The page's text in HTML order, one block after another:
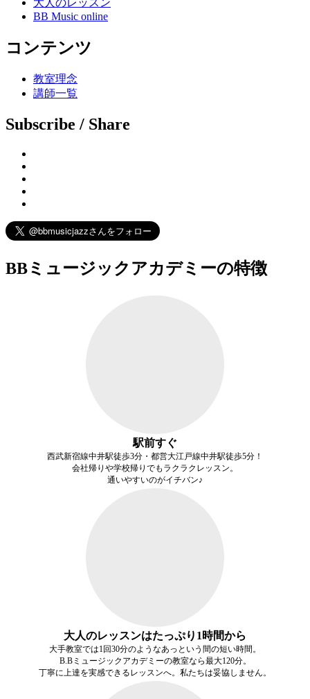
BB Music online
コンテンツ
教室理念
講師一覧
Subscribe / Share
BBミュージックアカデミーの特徴
駅前すぐ
西武新宿線中井駅徒歩3分・都営大江戸線中井駅徒歩5分！
会社帰りや学校帰りでもラクラクレッスン。
通いやすいのがイチバン♪
大人のレッスンはたっぷり1時間から
大手教室では1回30分のようなあっという間の短い時間。
B.Bミュージックアカデミーの教室なら最大120分。
丁寧に上達を実感できるレッスンへ。私たちは妥協しません。